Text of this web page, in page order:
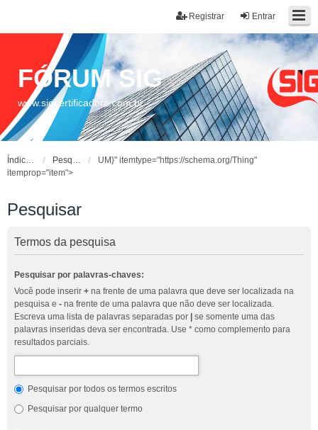
Entrar
Registrar
FÓRUM SIG
www.sigcertificadora.com.br
Índice do fórum Pesquisar
UM}" itemtype="https://schema.org/Thing"
itemprop="item">
Pesquisar
Termos da pesquisa
Pesquisar por palavras-chaves:
Você pode inserir + na frente de uma palavra que deve ser localizada na
pesquisa e - na frente de uma palavra que não deve ser localizada.
Escreva uma lista de palavras separadas por
se somente uma das
palavras inseridas deva ser encontrada. Use * como complemento para
resultados parciais.
Pesquisar por todos os termos escritos
Pesquisar por qualquer termo